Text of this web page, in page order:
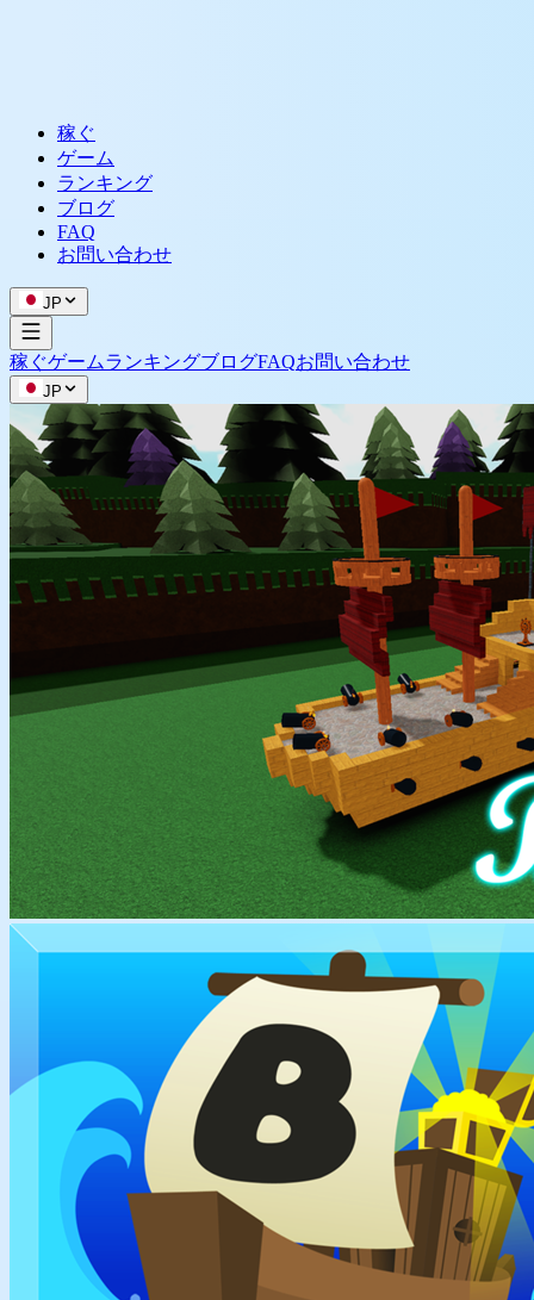
稼ぐ
ゲーム
ランキング
ブログ
FAQ
お問い合わせ
JP
稼ぐゲームランキングブログFAQお問い合わせ
JP